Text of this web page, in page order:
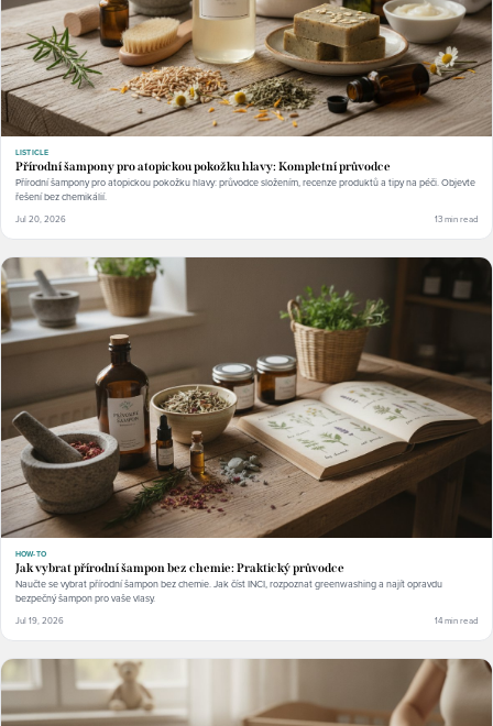
LISTICLE
Přírodní šampony pro atopickou pokožku hlavy: Kompletní průvodce
Přírodní šampony pro atopickou pokožku hlavy: průvodce složením, recenze produktů a tipy na péči. Objevte
řešení bez chemikálií.
Jul 20, 2026 13 min read
HOW-TO
Jak vybrat přírodní šampon bez chemie: Praktický průvodce
Naučte se vybrat přírodní šampon bez chemie. Jak číst INCI, rozpoznat greenwashing a najít opravdu
bezpečný šampon pro vaše vlasy.
Jul 19, 2026 14 min read